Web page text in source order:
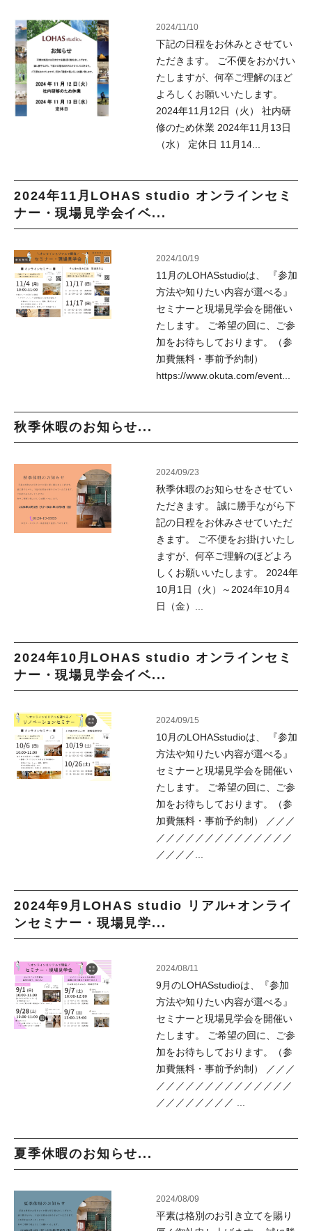
2024/11/10
下記の日程をお休みとさせてい
ただきます。 ご不便をおかけい
たしますが、何卒ご理解のほど
よろしくお願いいたします。
2024年11月12日（火） 社内研
修のため休業 2024年11月13日
（水） 定休日 11月14...
2024年11月LOHAS studio オンラインセミ
ナー・現場見学会イベ...
2024/10/19
11月のLOHASstudioは、 『参加
方法や知りたい内容が選べる』
セミナーと現場見学会を開催い
たします。 ご希望の回に、ご参
加をお待ちしております。（参
加費無料・事前予約制）
https://www.okuta.com/event...
秋季休暇のお知らせ...
2024/09/23
秋季休暇のお知らせをさせてい
ただきます。 誠に勝手ながら下
記の日程をお休みさせていただ
きます。 ご不便をお掛けいたし
ますが、何卒ご理解のほどよろ
しくお願いいたします。 2024年
10月1日（火）～2024年10月4
日（金）...
2024年10月LOHAS studio オンラインセミ
ナー・現場見学会イベ...
2024/09/15
10月のLOHASstudioは、 『参加
方法や知りたい内容が選べる』
セミナーと現場見学会を開催い
たします。 ご希望の回に、ご参
加をお待ちしております。（参
加費無料・事前予約制） ／／／
／／／／／／／／／／／／／／
／／／／...
2024年9月LOHAS studio リアル+オンライ
ンセミナー・現場見学...
2024/08/11
9月のLOHASstudioは、『参加
方法や知りたい内容が選べる』
セミナーと現場見学会を開催い
たします。 ご希望の回に、ご参
加をお待ちしております。（参
加費無料・事前予約制） ／／／
／／／／／／／／／／／／／／
／／／／／／／／ ...
夏季休暇のお知らせ...
2024/08/09
平素は格別のお引き立てを賜り